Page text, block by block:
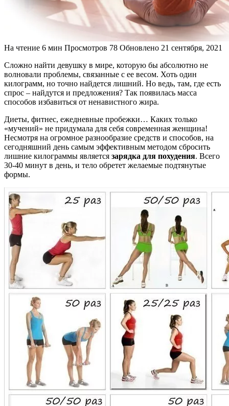
На чтение 6 мин Просмотров 78 Обновлено 21 сентября, 2021
Сложно найти девушку в мире, которую бы абсолютно не
волновали проблемы, связанные с ее весом. Хоть один
килограмм, но точно найдется лишний. Но ведь, там, где есть
спрос – найдутся и предложения? Так появилась масса
способов избавиться от ненавистного жира.
Диеты, фитнес, ежедневные пробежки… Каких только
«мучений» не придумала для себя современная женщина!
Несмотря на огромное разнообразие средств и способов, на
сегодняшний день самым эффективным методом сбросить
лишние килограммы является зарядка для похудения. Всего
30-40 минут в день, и тело обретет желаемые подтянутые
формы.